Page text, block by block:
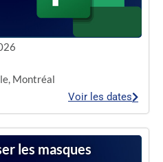
, Montréal
Voir les dates
les masques